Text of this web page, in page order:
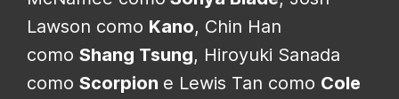
Lawson como Kano, Chin Han
como Shang Tsung, Hiroyuki Sanada
como Scorpion e Lewis Tan como Cole